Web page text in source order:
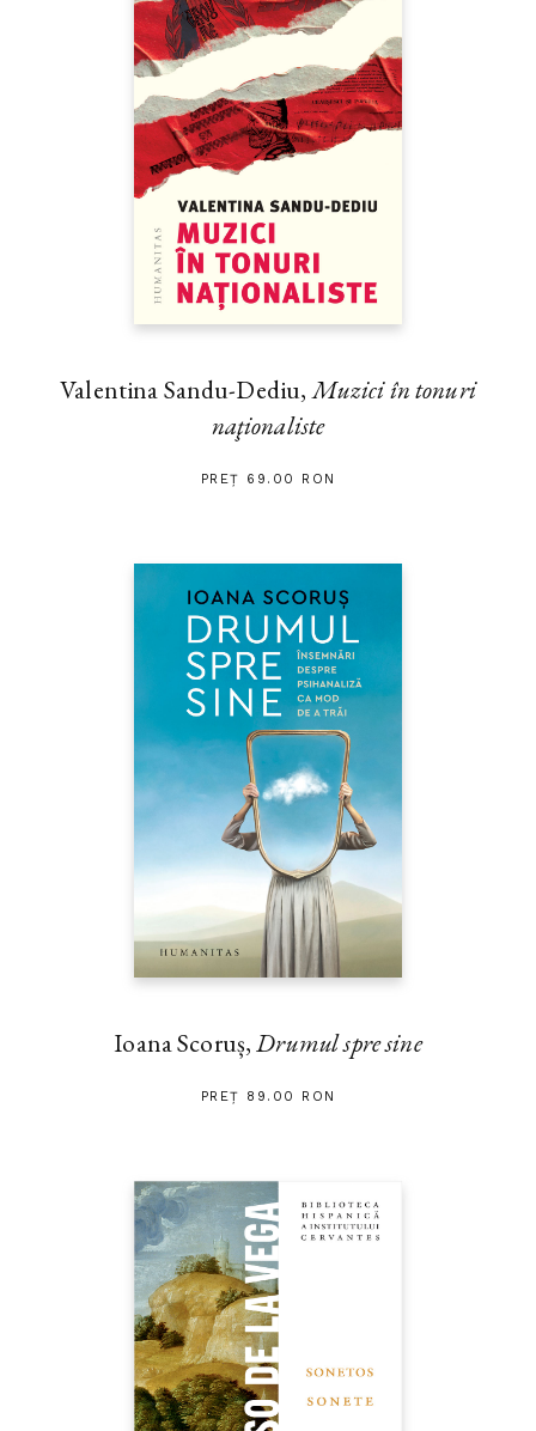
Valentina Sandu-Dediu,Muzici în tonuri
naţionaliste
PREȚ 69.00 RON
Ioana Scoruș,Drumul spre sine
PREȚ 89.00 RON